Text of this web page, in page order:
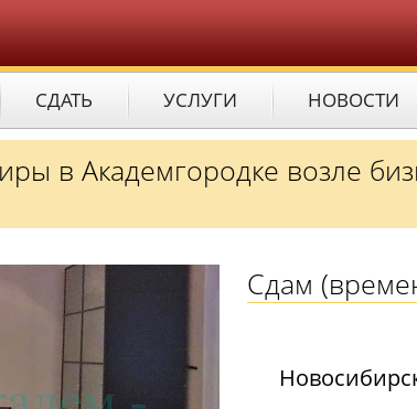
СДАТЬ УСЛУГИ НОВОСТИ
в Академгородке возле
Сдам